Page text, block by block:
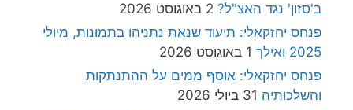
ב'סזון' נגד האצ"ל? 2 באוגוסט 2026
פנחס יחזקאלי: תיעוד שנאת נתניהו בתמונות, מיולי
2025 ואילך
1 באוגוסט 2026
פנחס יחזקאלי: אוסף ממים על ההתנתקות
והשלכותיה 31 ביולי 2026